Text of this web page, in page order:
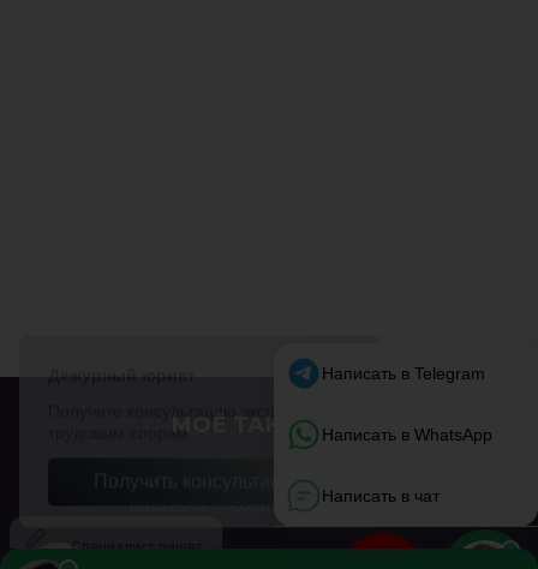
МОЁ ТАКСИ
Карта сайта Обратная связь О сайте